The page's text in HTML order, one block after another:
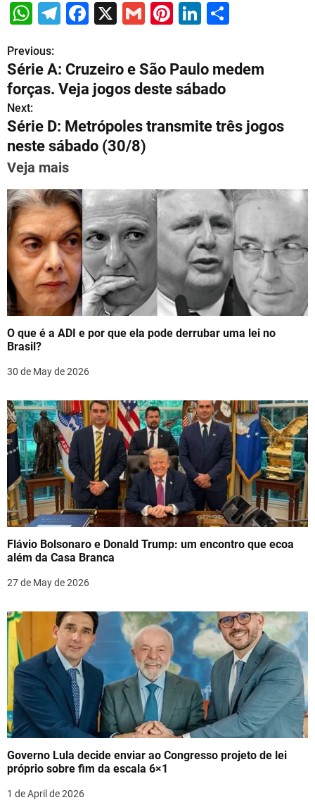
W
at
s
A
p
p
T
e
gr
a
m
F
e
b
o
o
X
G
ai
l
Pi
er
e
st
Li
e
dI
n
ar
e
P
o
s
t
n
a
v
i
g
a
t
i
o
n
Previous:
Série A: Cruzeiro e São Paulo medem
forças. Veja jogos deste sábado
Next:
Série D: Metrópoles transmite três jogos
neste sábado (30/8)
Veja mais
O que é a ADI e por que ela pode derrubar uma lei no
Brasil?
30 de May de 2026
Flávio Bolsonaro e Donald Trump: um encontro que ecoa
além da Casa Branca
27 de May de 2026
Governo Lula decide enviar ao Congresso projeto de lei
próprio sobre fim da escala 6×1
1 de April de 2026